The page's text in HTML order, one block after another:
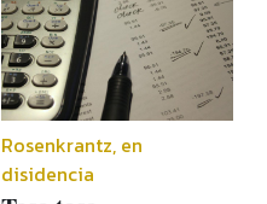
Rosenkrantz, en
disidencia